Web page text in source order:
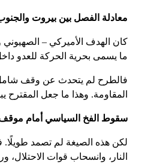
معادلة الفصل بين بيروت
كان الهدف الأميركي –
ما يسمى بحرية الحركة للعدو داخل
فالطرح لم يتحدث عن وقف شامل
المقاومة. وهذا ما جعل المقترح
سقوط الفخ السياسي أمام موقف
لكن هذه الصيغة لم تصمد
النار، وانسحاب قوات الاحتلال،